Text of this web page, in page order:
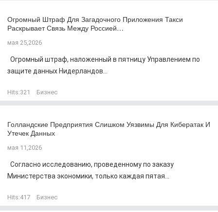
Огромный Штраф Для Загадочного Приложения Такси
Раскрывает Связь Между Россией…
мая 25,2026
Огромный штраф, наложенный в пятницу Управлением по
защите данных Нидерландов...
Hits:321 Бизнес
Голландские Предприятия Слишком Уязвимы Для Кибератак И
Утечек Данных
мая 11,2026
Согласно исследованию, проведенному по заказу
Министерства экономики, только каждая пятая...
Hits:417 Бизнес